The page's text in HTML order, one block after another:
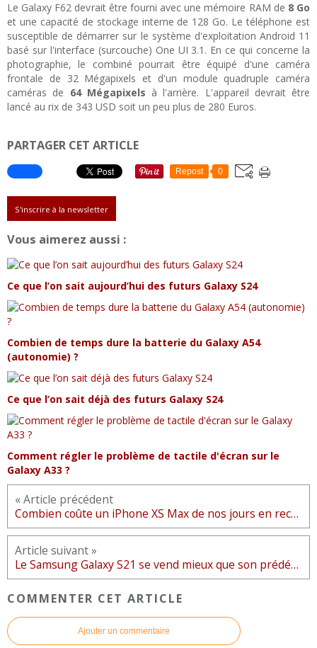
Le Galaxy F62 devrait être fourni avec une mémoire RAM de 8 Go
et une capacité de stockage interne de 128 Go. Le téléphone est
susceptible de démarrer sur le système d'exploitation Android 11
basé sur l'interface (surcouche) One UI 3.1. En ce qui concerne la
photographie, le combiné pourrait être équipé d'une caméra
frontale de 32 Mégapixels et d'un module quadruple caméra
caméras de 64 Mégapixels à l'arrière. L'appareil devrait être
lancé au rix de 343 USD soit un peu plus de 280 Euros.
PARTAGER CET ARTICLE
Repost 0
S'inscrire à la newsletter
Vous aimerez aussi :
Ce que l’on sait aujourd’hui des futurs Galaxy S24
Combien de temps dure la batterie du Galaxy A54
(autonomie) ?
Ce que l’on sait déjà des futurs Galaxy S24
Comment régler le problème de tactile d'écran sur le
Galaxy A33 ?
« Article précédent
Combien coûte un iPhone XS Max de nos jours en reconditionné ?
Article suivant »
Le Samsung Galaxy S21 se vend mieux que son prédécesseur en Corée du Sud
COMMENTER CET ARTICLE
Ajouter un commentaire